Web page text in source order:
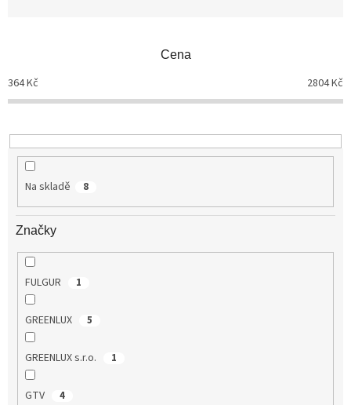
p
u
Cena
364Kč 2804Kč
Na skladě 8
Značky
FULGUR 1
GREENLUX 5
GREENLUX s.r.o. 1
GTV 4